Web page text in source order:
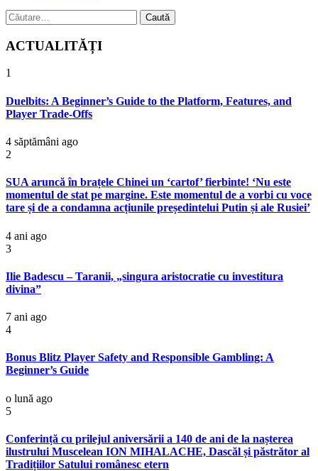
Caută
după:
ACTUALITĂȚI
1
Duelbits: A Beginner’s Guide to the Platform, Features, and
Player Trade-Offs
4 săptămâni ago
2
SUA aruncă în brațele Chinei un ‘cartof’ fierbinte! ‘Nu este
momentul de stat pe margine. Este momentul de a vorbi cu voce
tare și de a condamna acțiunile președintelui Putin și ale Rusiei’
4 ani ago
3
Ilie Badescu – Taranii, „singura aristocratie cu investitura
divina”
7 ani ago
4
Bonus Blitz Player Safety and Responsible Gambling: A
Beginner’s Guide
o lună ago
5
Conferință cu prilejul aniversării a 140 de ani de la nașterea
ilustrului Muscelean ION MIHALACHE, Dascăl și păstrător al
Tradițiilor Satului românesc etern